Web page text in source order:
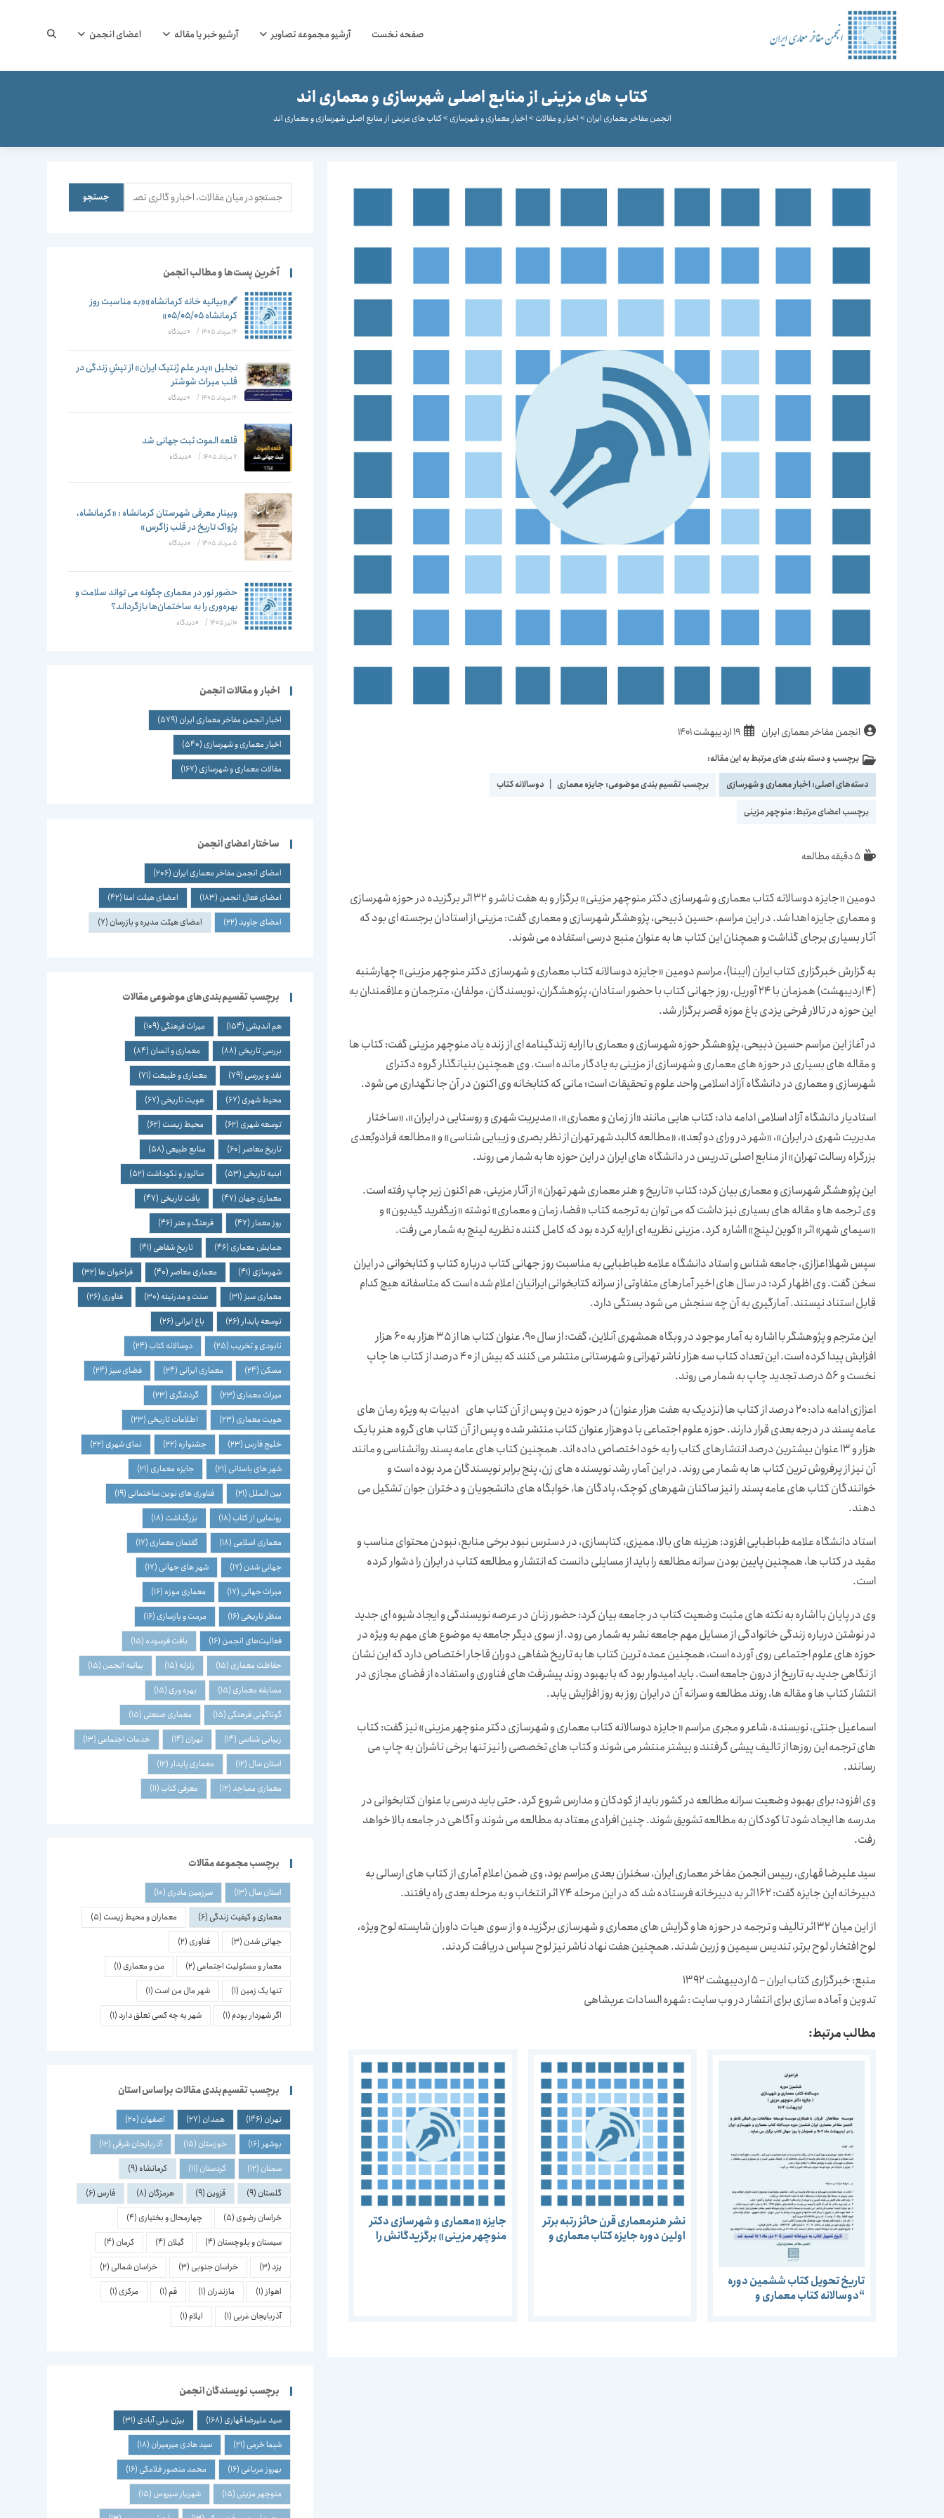
صفحه نخست آرشیو مجموعه تصاویر آرشیو خبر یا مقاله اعضای انجمن جستجوی
کتاب های مزینی از منابع اصلی شهرسازی و معماری اند
انجمن مفاخر معماری ایران >اخبار و مقالات >اخبار معماری و شهرسازی >کتاب های مزینی از منابع اصلی شهرسازی و معماری اند
نویسندهٔانجمن مفاخر معماری ایران نوشته
شده
است:
19 اردیبهشت 1401
دسته‌
نوشته:
برچسب و دسته بندی های مرتبط به این مقاله:
دسته‌های اصلی: اخبار معماری و شهرسازی برچسب تقسیم بندی موضوعی: جایزه معماری دوسالانه کتاب
برچسب اعضای مرتبط:منوچهر مزینی
زمان5 دقیقه مطالعه
دومین «جایزه دوسالانه کتاب معماری و شهرسازی دکتر منوچهر مزینی» برگزار و به هفت ناشر و 32 اثر برگزیده در حوزه شهرسازی
و معماری جایزه اهدا شد. در این مراسم، حسین ذبیحی، پژوهشگر شهرسازی و معماری گفت: مزینی از استادان برجسته ای بود که
آثار بسیاری برجای گذاشت و همچنان این کتاب ها به عنوان منبع درسی استفاده می شوند.
به گزارش خبرگزاری کتاب ایران (ایبنا)، مراسم دومین «جایزه دوسالانه کتاب معماری و شهرسازی دکتر منوچهر مزینی» چهارشنبه
(4 اردیبهشت) همزمان با 24 آوریل، روز جهانی کتاب با حضور استادان، پژوهشگران، نویسندگان، مولفان، مترجمان و علاقمندان به
این حوزه در تالار فرخی یزدی باغ موزه قصر برگزار شد.
در آغاز این مراسم حسین ذبیحی، پژوهشگر حوزه شهرسازی و معماری با ارایه زندگینامه ای از زنده یاد منوچهر مزینی گفت: کتاب ها
و مقاله های بسیاری در حوزه های معماری و شهرسازی از مزینی به یادگار مانده است. وی همچنین بنیانگذار گروه دکترای
شهرسازی و معماری در دانشگاه آزاد اسلامی واحد علوم و تحقیقات است؛ مانی که کتابخانه وی اکنون در آن جا نگهداری می شود.
استادیار دانشگاه آزاد اسلامی ادامه داد: کتاب هایی مانند «از زمان و معماری»، «مدیریت شهری و روستایی در ایران»، «ساختار
مدیریت شهری در ایران»، «شهر در ورای دو بُعد»، «مطالعه کالبد شهر تهران از نظر بصری و زیبایی شناسی» و «مطالعه فرادوبُعدی
بزرگراه رسالت تهران» از منابع اصلی تدریس در دانشگاه های ایران در این حوزه ها به شمار می روند.
این پژوهشگر شهرسازی و معماری بیان کرد: کتاب «تاریخ و هنر معماری شهر تهران» از آثار مزینی، هم اکنون زیر چاپ رفته است.
وی ترجمه ها و مقاله های بسیاری نیز داشت که می توان به ترجمه کتاب «فضا، زمان و معماری» نوشته «زیگفرید گیدیون» و
«سیمای شهر» اثر «کوین لینچ» ااشاره کرد. مزینی نظریه ای ارایه کرده بود که کامل کننده نظریه لینچ به شمار می رفت.
سپس شهلا اعزازی، جامعه شناس و استاد دانشگاه علامه طباطبایی به مناسبت روز جهانی کتاب درباره کتاب و کتابخوانی در ایران
سخن گفت. وی اظهار کرد: در سال های اخیر آمارهای متفاوتی از سرانه کتابخوانی ایرانیان اعلام شده است که متاسفانه هیچ کدام
قابل استناد نیستند. آمارگیری به آن چه سنجش می شود بستگی دارد.
این مترجم و پژوهشگر با اشاره به آمار موجود در وبگاه همشهری آنلاین، گفت: از سال 90، عنوان کتاب ها از 35 هزار به 60 هزار
افزایش پیدا کرده است. این تعداد کتاب سه هزار ناشر تهرانی و شهرستانی منتشر می کنند که بیش از 40 درصد از کتاب ها چاپ
نخست و 56 درصد تجدید چاپ به شمار می روند.
اعزازی ادامه داد: 20 درصد از کتاب ها (نزدیک به هفت هزار عنوان) در حوزه دین و پس از آن کتاب های ادبیات به ویژه رمان های
عامه پسند در درجه بعدی قرار دارند. حوزه علوم اجتماعی با دوهزار عنوان کتاب منتشر شده و پس از آن کتاب های گروه هنر با یک
هزار و 13 عنوان بیشترین درصد انتشارهای کتاب را به خود اختصاص داده اند. همچنین کتاب های عامه پسند روانشناسی و مانند
آن نیز از پرفروش ترین کتاب ها به شمار می روند. در این آمار، رشد نویسنده های زن، پنج برابر نویسندگان مرد بوده است و
خوانندگان کتاب های عامه پسند را نیز ساکنان شهرهای کوچک، پادگان ها، خوابگاه های دانشجویان و دختران جوان تشکیل می
دهند.
استاد دانشگاه علامه طباطبایی افزود: هزینه های بالا، ممیزی، کتابسازی، در دسترس نبود برخی منابع، نبودن محتوای مناسب و
مفید در کتاب ها، همچنین پایین بودن سرانه مطالعه را باید از مسایلی دانست که انتشار و مطالعه کتاب در ایران را دشوار کرده
است.
وی در پایان با اشاره به نکته های مثبت وضعیت کتاب در جامعه بیان کرد: حضور زنان در عرصه نویسندگی و ایجاد شیوه ای جدید
در نوشتن درباره زندگی خانوادگی از مسایل مهم جامعه نشر به شمار می رود. از سوی دیگر جامعه به موضوع های مهم به ویژه در
حوزه های علوم اجتماعی روی آورده است، همچنین عمده ترین کتاب ها به تاریخ شفاهی دوران قاجار اختصاص دارد که این نشان
از نگاهی جدید به تاریخ از درون جامعه است. باید امیدوار بود که با بهبود روند پیشرفت های فناوری و استفاده از فضای مجازی در
انتشار کتاب ها و مقاله ها، روند مطالعه و سرانه آن در ایران روز به روز افزایش یابد.
اسماعیل جنتی، نویسنده، شاعر و مجری مراسم «جایزه دوسالانه کتاب معماری و شهرسازی دکتر منوچهر مزینی» نیز گفت: کتاب
های ترجمه این روزها از تالیف پیشی گرفتند و بیشتر منتشر می شوند و کتاب های تخصصی را نیز تنها برخی ناشران به چاپ می
رسانند.
وی افزود: برای بهبود وضعیت سرانه مطالعه در کشور باید از کودکان و مدارس شروع کرد. حتی باید درسی با عنوان کتابخوانی در
مدرسه ها ایجاد شود تا کودکان به مطالعه تشویق شوند. چنین افرادی معتاد به مطالعه می شوند و آگاهی در جامعه بالا خواهد
رفت.
سید علیرضا قهاری، رییس انجمن مفاخر معماری ایران، سخنران بعدی مراسم بود، وی ضمن اعلام آماری از کتاب های ارسالی به
دبیرخانه این جایزه گفت: 162 اثر به دبیرخانه فرستاده شد که در این مرحله 74 اثر انتخاب و به مرحله بعدی راه یافتند.
از این میان 32 اثر تالیف و ترجمه در حوزه ها و گرایش های معماری و شهرسازی برگزیده و از سوی هیات داوران شایسته لوح ویژه،
لوح افتخار، لوح برتر، تندیس سیمین و زرین شدند. همچنین هفت نهاد ناشر نیز لوح سپاس دریافت کردند.
منبع: خبرگزاری کتاب ایران – 5 اردیبهشت 1392
تدوین و آماده سازی برای انتشار در وب سایت : شهره السادات عربشاهی
مطالب مرتبط:
تاریخ تحویل کتاب ششمین دوره
“دوسالانه کتاب معماری و
نشر هنرمعماری قرن حائز رتبه برتر
اولین دوره جایزه کتاب معماری و
جایزه «معماری و شهرسازی دکتر
منوچهر مزینی» برگزیدگانش را
جستجو جستجو
آخرین پست‌ها و مطالب انجمن
🖋️«بیانیه خانه کرمانشاه»«به مناسبت روز
کرمانشاه ۰۵/۰۵/۰۵»
14 مرداد 1405 / ۰ دیدگاه
تجلیل «پدر علم ژنتیک ایران» از تپشِ زندگی در
قلب میراث شوشتر
14 مرداد 1405 / ۰ دیدگاه
قلعه الموت ثبت جهانی شد
7 مرداد 1405 / ۰ دیدگاه
وبینار معرفی شهرستان کرمانشاه : «کرمانشاه،
پژواک تاریخ در قلب زاگرس»
5 مرداد 1405 / ۰ دیدگاه
حضور نور در معماری چگونه می تواند سلامت و
بهره‌وری را به ساختمان‌ها بازگرداند؟
10 تیر 1405 / ۰ دیدگاه
اخبار و مقالات انجمن
اخبار انجمن مفاخر معماری ایران (579)
اخبار معماری و شهرسازی (540)
مقالات معماری و شهرسازی (167)
ساختار اعضای انجمن
اعضای انجمن مفاخر معماری ایران (206)
اعضای فعال انجمن (183) اعضای هیئت امنا(42)
اعضای جاوید(22) اعضای هیئت مدیره و بازرسان (7)
برچسب تقسیم‌بندی‌های موضوعی مقالات
هم اندیشی (154) میراث فرهنگی (109)
بررسی تاریخی (88) معماری و انسان (84)
نقد و بررسی (79) معماری و طبیعت (71)
محیط شهری (67) هویت تاریخی (67)
توسعه شهری (62) محیط زیست (62)
تاریخ معاصر (60) منابع طبیعی (58)
ابنیه تاریخی (53) سالروز و نکوداشت (52)
معماری جهان (47) بافت تاریخی (47)
روز معمار (47) فرهنگ و هنر (46)
همایش معماری (46) تاریخ شفاهی (41)
شهرسازی (41) معماری معاصر (40) فراخوان ها(32)
معماری سبز (31) سنت و مدرنیته (30) فناوری (26)
توسعه پایدار (26) باغ ایرانی (26)
نابودی و تخریب (25) دوسالانه کتاب (24)
مسکن (24) معماری ایرانی (24) فضای سبز (24)
میراث معماری (23) گردشگری (23)
هویت معماری (23) اطلاعات تاریخی (23)
خلیج فارس (23) جشنواره (22) نمای شهری (22)
شهر های باستانی (21) جایزه معماری (21)
بین الملل (21) فناوری های نوین ساختمانی (19)
رونمایی از کتاب (18) بزرگداشت (18)
معماری اسلامی (18) گفتمان معماری (17)
جهانی شدن (17) شهر های جهانی (17)
میراث جهانی (17) معماری موزه (16)
منظر تاریخی (16) مرمت و بازسازی (16)
فعالیت‌های انجمن (16) بافت فرسوده (15)
حفاظت معماری (15) زلزله (15) بیانیه انجمن (15)
مسابقه معماری (15) بهره وری (15)
گوناگونی فرهنگی (15) معماری صنعتی (15)
زیبایی شناسی (14) تهران (14) خدمات اجتماعی (13)
استان سال (12) معماری پایدار (12)
معماری مساجد(12) معرفی کتاب (11)
برچسب مجموعه مقالات
استان سال (13) سرزمین مادری (10)
معماری و کیفیت زندگی (6) معماران و محیط زیست (5)
جهانی شدن (3) فناوری (2)
معمار و مسئولیت اجتماعی (2) من و معماری (1)
تنها یک زمین (1) شهر مال من است (1)
اگر شهردار بودم (1) شهر به چه کسی تعلق دارد(1)
برچسب تقسیم‌بندی مقالات براساس استان
تهران (146) همدان (27) اصفهان (20)
بوشهر (16) خوزستان (15) آذربایجان شرقی (12)
سمنان (12) کردستان (11) کرمانشاه (9)
گلستان (9) قزوین (9) هرمزگان (8) فارس (6)
خراسان رضوی (5) چهارمحال و بختیاری (4)
سیستان و بلوچستان (4) گیلان (4) کرمان (4)
یزد(3) خراسان جنوبی (3) خراسان شمالی (2)
اهواز (1) مازندران (1) قم (1) مرکزی (1)
آذربایجان غربی (1) ایلام (1)
برچسب نویسندگان انجمن
سید علیرضا قهاری (168) بیژن علی آبادی (31)
شیما خرمی (21) سید هادی میرمیران (18)
بهروز مرباغی (16) محمد منصور فلامکی (16)
منوچهر مزینی (15) شهریار سیروس (15)